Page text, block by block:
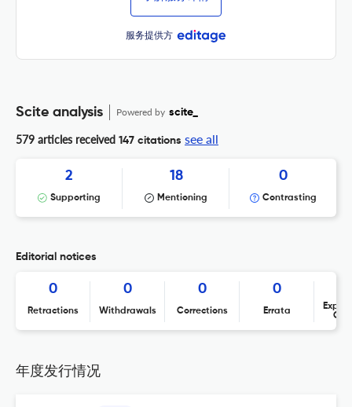
服务提供方
Scite analysis Powered by scite_
579 articles received 147 citations see all
2
Supporting
18
Mentioning
0
Contrasting
Editorial notices
0
Retractions
0
Withdrawals
0
Corrections
0
Errata
年度发行情况